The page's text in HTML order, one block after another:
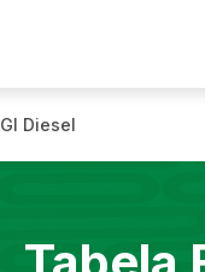
Gl Diesel